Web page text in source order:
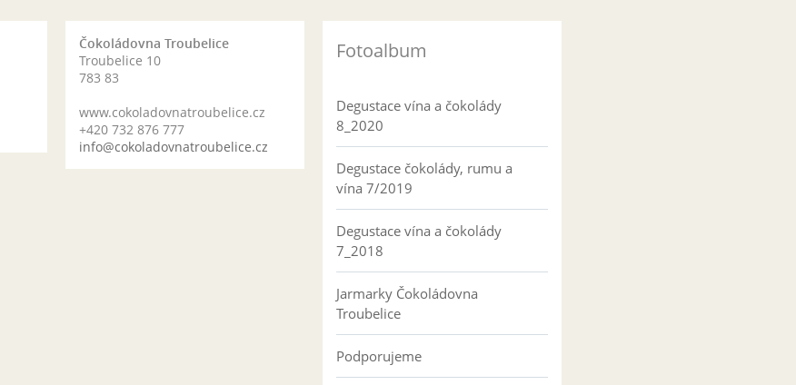
Čokoládovna Troubelice
Troubelice 10
783 83
www.cokoladovnatroubelice.cz
+420 732 876 777
info@cokoladovnatroubelice.cz
Fotoalbum
Degustace vína a čokolády
8_2020
Degustace čokolády, rumu a
vína 7/2019
Degustace vína a čokolády
7_2018
Jarmarky Čokoládovna
Troubelice
Podporujeme